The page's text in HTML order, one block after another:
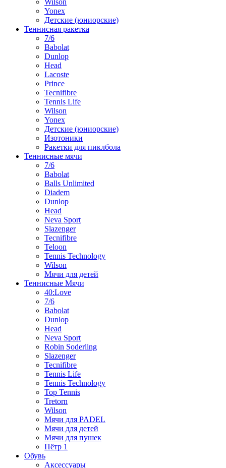
Yonex
Детские (юниорские)
Теннисная ракетка
7/6
Babolat
Dunlop
Head
Lacoste
Prince
Tecnifibre
Tennis Life
Wilson
Yonex
Детские (юниорские)
Изотоники
Ракетки для пиклбола
Теннисные мячи
7/6
Babolat
Balls Unlimited
Diadem
Dunlop
Head
Neva Sport
Slazenger
Tecnifibre
Teloon
Tennis Technology
Wilson
Мячи для детей
Теннисные Мячи
40:Love
7/6
Babolat
Dunlop
Head
Neva Sport
Robin Soderling
Slazenger
Tecnifibre
Tennis Life
Tennis Technology
Top Tennis
Tretorn
Wilson
Мячи для PADEL
Мячи для детей
Мячи для пушек
Пётр 1
Обувь
Аксессуары